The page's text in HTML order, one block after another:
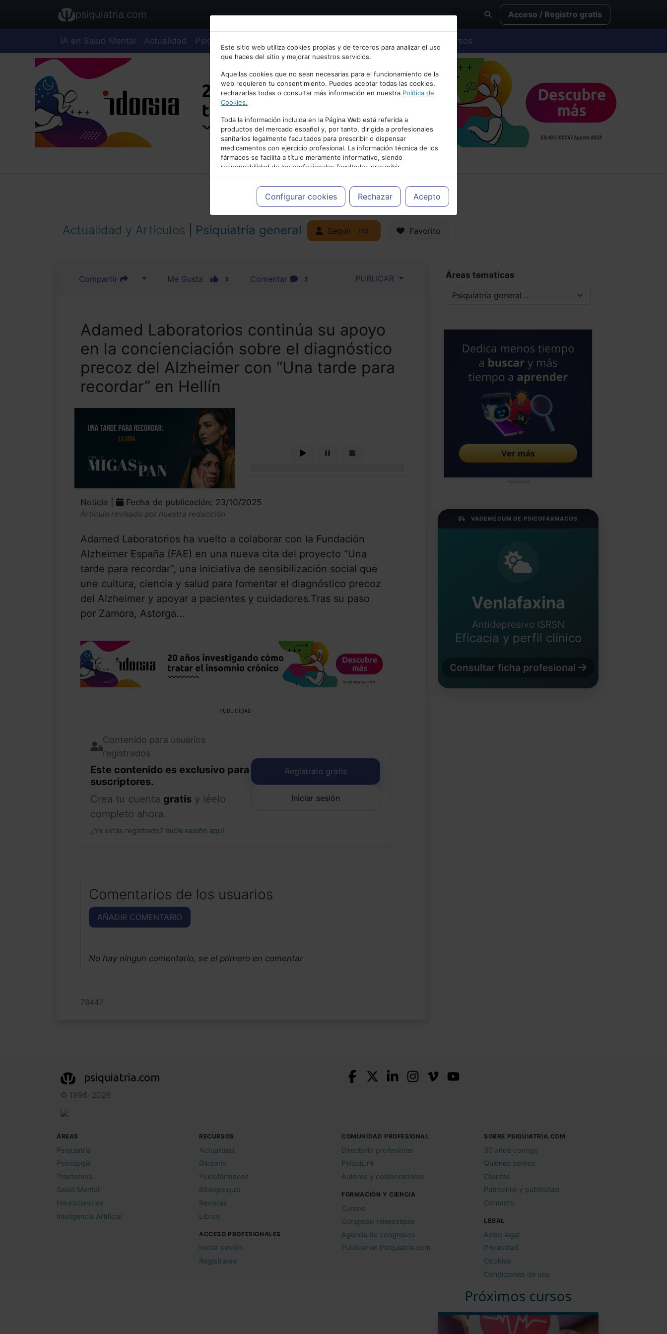
Bienvenid@ a psiquiatria.com
Escribe tu Email
Accede o regístrate con tu email.
Cancelar
psiquiatria.com Acceso / Registro gratis
IA en Salud Mental Actualidad Psiquiatría Cursos
Este sitio web utiliza cookies propias y de terceros para analizar el uso
que haces del sitio y mejorar nuestros servicios.
Aquellas cookies que no sean necesarias para el funcionamiento de la
web requieren tu consentimiento. Puedes aceptar todas las cookies,
rechazarlas todas o consultar más información en nuestra Política de
Cookies.
Toda la información incluida en la Página Web está referida a
productos del mercado español y, por tanto, dirigida a profesionales
sanitarios legalmente facultados para prescribir o dispensar
medicamentos con ejercicio profesional. La información técnica de los
fármacos se facilita a título meramente informativo, siendo
responsabilidad de los profesionales facultados prescribir
medicamentos y decidir, en cada caso concreto, el tratamiento más
adecuado a las necesidades del paciente.
Configurar cookies Rechazar Acepto
PUBLICIDAD
Actualidad y Artículos Psiquiatría general Seguir 173 Favorito
Compartir Me Gusta 3 Comentar 2 PUBLICAR
Adamed Laboratorios continúa su apoyo
en la concienciación sobre el diagnóstico
precoz del Alzheimer con “Una tarde para
recordar” en Hellín
Noticia | Fecha de publicación: 23/10/2025
Artículo revisado por nuestra redacción
Adamed Laboratorios ha vuelto a colaborar con la Fundación
Alzheimer España (FAE) en una nueva cita del proyecto “Una
tarde para recordar”, una iniciativa de sensibilización social que
une cultura, ciencia y salud para fomentar el diagnóstico precoz
del Alzheimer y apoyar a pacientes y cuidadores.Tras su paso
por Zamora, Astorga...
PUBLICIDAD
Contenido para usuarios
registrados
Este contenido es exclusivo para
suscriptores.
Crea tu cuenta gratis y léelo
completo ahora.
¿Ya estás registrado? Inicia sesión aquí .
Regístrate gratis
Iniciar sesión
Comentarios de los usuarios
AÑADIR COMENTARIO
No hay ningun comentario, se el primero en comentar
78447
Áreas tematicas
Publicidad
VADEMÉCUM DE PSICOFÁRMACOS
Venlafaxina
Antidepresivo ISRSN
Eficacia y perfil clínico
Consultar ficha profesional
Próximos cursos
psiquiatria.com
© 1996–2026
ÁREAS
Psiquiatría
Psicología
Trastornos
Salud Mental
Neurociencias
Inteligencia Artificial
RECURSOS
Actualidad
Glosario
Psicofármacos
Bibliopsiquis
Revistas
Libros
ACCESO PROFESIONALES
Iniciar sesión
Registrarse
COMUNIDAD PROFESIONAL
Directorio profesional
PsiquiLink
Autores y colaboradores
FORMACIÓN Y CIENCIA
Cursos
Congreso Interpsiquis
Agenda de congresos
Publicar en Psiquiatria.com
SOBRE PSIQUIATRIA.COM
30 años contigo
Quiénes somos
Clientes
Patrocinio y publicidad
Contacto
LEGAL
Aviso legal
Privacidad
Cookies
Condiciones de uso